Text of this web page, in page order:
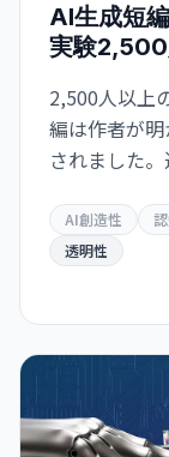
AI生成短
実験2,500
2,500人以上
編は作者が
されました
AI創造性
透明性